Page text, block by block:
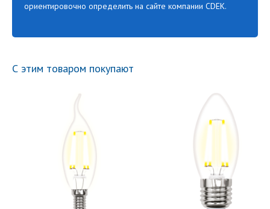
ориентировочно определить на сайте компании CDEK.
С этим товаром покупают